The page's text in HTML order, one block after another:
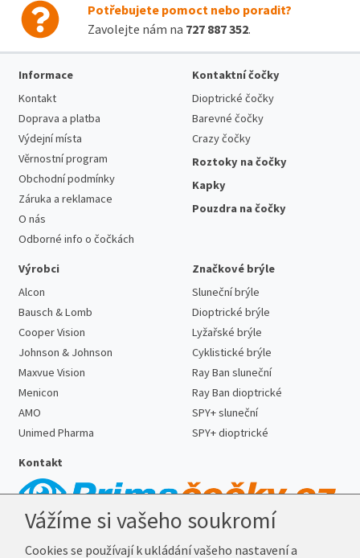
Potřebujete pomoct nebo poradit?
Zavolejte nám na 727 887 352.
Informace
Kontakt
Doprava a platba
Výdejní místa
Věrnostní program
Obchodní podmínky
Záruka a reklamace
O nás
Odborné info o čočkách
Kontaktní čočky
Dioptrické čočky
Barevné čočky
Crazy čočky
Roztoky na čočky
Kapky
Pouzdra na čočky
Výrobci
Alcon
Bausch & Lomb
Cooper Vision
Johnson & Johnson
Maxvue Vision
Menicon
AMO
Unimed Pharma
Značkové brýle
Sluneční brýle
Dioptrické brýle
Lyžařské brýle
Cyklistické brýle
Ray Ban sluneční
Ray Ban dioptrické
SPY+ sluneční
SPY+ dioptrické
Kontakt
E-mail:info@prima-cocky.cz
Vážíme si vašeho soukromí
Cookies se používají k ukládání vašeho nastavení a